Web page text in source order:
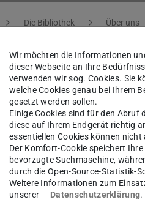
Die Bibliothek Über uns
Werner
Natur- und
Wir möchten die Informationen
dieser Webseite an Ihre
verwenden wir sog. Cookies. Sie
welche Cookies genau bei Ihrem
gesetzt werden sollen.
Einige Cookies sind für den Abruf
diese auf Ihrem Endgerät richtig
essentiellen Cookies können
Der Komfort-Cookie speichert
bevorzugte Suchmaschine,
durch die Open-Source-Statistik-
Weitere Informationen zum
unserer
Datenschutzerklärung.